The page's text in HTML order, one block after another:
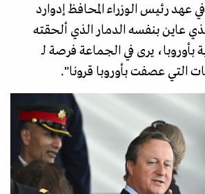
الثاني 1973، في عهد رئيس الوزراء المحافظ إدوارد
عاين بنفسه الدمار الذي ألحقته
بأوروبا، يرى في الجماعة فرصة لـ
التي عصفت بأوروبا قرونا".